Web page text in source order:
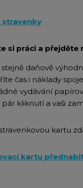
stravenky
si práci a
daňově
čas i náklady
vydávání
pár kliknutí a vaši
kartu
kartu